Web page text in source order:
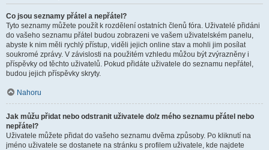
Co jsou seznamy přátel a nepřátel?
Tyto seznamy můžete použít k rozdělení ostatních členů fóra. Uživatelé přidáni
do vašeho seznamu přátel budou zobrazeni ve vašem uživatelském panelu,
abyste k nim měli rychlý přístup, viděli jejich online stav a mohli jim posílat
soukromé zprávy. V závislosti na použitém vzhledu můžou být zvýrazněny i
příspěvky od těchto uživatelů. Pokud přidáte uživatele do seznamu nepřátel,
budou jejich příspěvky skryty.
Nahoru
Jak můžu přidat nebo odstranit uživatele do/z mého seznamu přátel nebo
nepřátel?
Uživatele můžete přidat do vašeho seznamu dvěma způsoby. Po kliknutí na
jméno uživatele se dostanete na stránku s profilem uživatele, kde najdete